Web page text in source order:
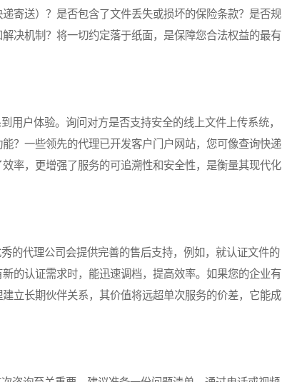
寄送）？是否包含了文件丢失或损坏的保险条款？是否规
决机制？将一切约定落于纸面，是保障您合法权益的最有
户体验。询问对方是否支持安全的线上文件上传系统，
？一些领先的代理已开发客户门户网站，您可像查询快递
率，更增强了服务的可追溯性和安全性，是衡量其现代化
代理公司会提供完善的售后支持，例如，就认证文件的
的认证需求时，能迅速调档，提高效率。如果您的企业有
立长期伙伴关系，其价值将远超单次服务的价差，它能成